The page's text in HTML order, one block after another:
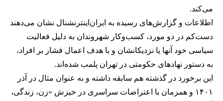
می‌کند.
اطلاعات و گزارش‌های رسیده به ایران‌اینترنشنال نشان می‌دهند
دست‌کم در دو مورد، کسب‌وکار شهروندان به دلیل فعالیت
سیاسی خود آنها یا نزدیکانشان و با هدف اعمال فشار بر افراد،
به دستور نهادهای حکومتی در تهران پلمب شده‌اند.
این برخورد در گذشته هم سابقه داشته و به عنوان مثال در آذر
۱۴۰۱ و همزمان با اعتراضات سراسری در خیزش «زن، زندگی،